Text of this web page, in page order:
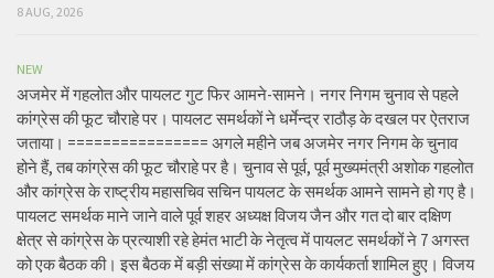
8 AUG, 2026
NEW
अजमेर में गहलोत और पायलट गुट फिर आमने-सामने। नगर निगम चुनाव से पहले
कांग्रेस की फूट चौराहे पर। पायलट समर्थकों ने धर्मेन्द्र राठौड़ के दखल पर ऐतराज
जताया। ================ अगले महीने जब अजमेर नगर निगम के चुनाव
होने हैं, तब कांग्रेस की फूट चौराहे पर है। चुनाव से पूर्व, पूर्व मुख्यमंत्री अशोक गहलोत
और कांग्रेस के राष्ट्रीय महासचिव सचिन पायलट के समर्थक आमने सामने हो गए है।
पायलट समर्थक माने जाने वाले पूर्व शहर अध्यक्ष विजय जैन और गत दो बार दक्षिण
क्षेत्र से कांग्रेस के प्रत्याशी रहे हेमंत भाटी के नेतृत्व में पायलट समर्थकों ने 7 अगस्त
को एक बैठक की। इस बैठक में बड़ी संख्या में कांग्रेस के कार्यकर्ता शामिल हुए। विजय